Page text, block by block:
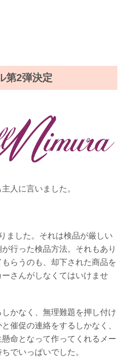
第2弾決定
人に言いました。
ました。それは検品が厳しい
行った検品方法。それもあり
らうのも、却下された商品を
さんがしなくてはいけませ
かなく、無理難題を押し付け
催促の連絡をするしかなく、
命となって作ってくれるメー
でいっぱいでした。